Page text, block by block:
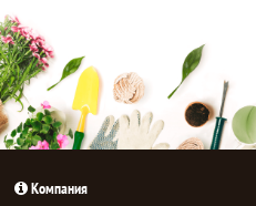
Компания